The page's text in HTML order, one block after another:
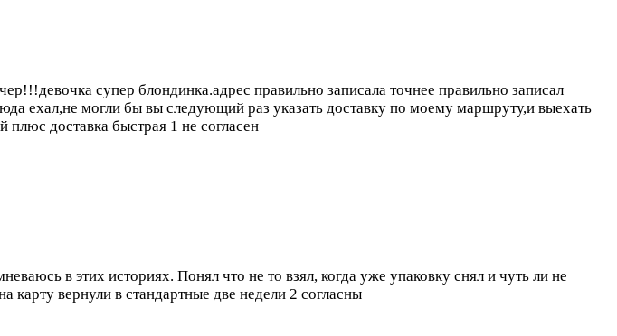
супер блондинка.адрес правильно записала точнее правильно записал
ехал,не могли бы вы следующий раз указать доставку по моему маршруту,и выехать
плюс доставка быстрая 1 не согласен
в этих историях. Понял что не то взял, когда уже упаковку снял и чуть ли не
карту вернули в стандартные две недели 2 согласны